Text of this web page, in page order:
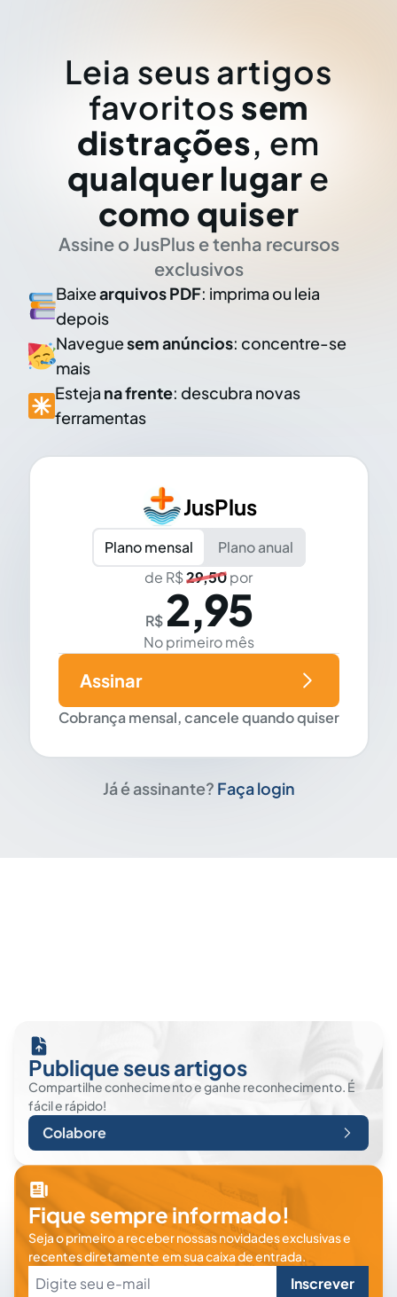
Leia seus artigos
favoritos sem
distrações, em
qualquer lugar e
como quiser
Assine o JusPlus e tenha recursos
exclusivos
Baixearquivos PDF: imprima ou leia
depois
Naveguesem anúncios: concentre-se
mais
Esteja na frente: descubra novas
ferramentas
JusPlus
Plano mensal
Plano anual
de R$29,50por
R$ 2,95
No primeiro mês
Cobrança mensal, cancele quando quiser
Assinar
Já é assinante? Faça login
Publique seus artigos
Compartilhe conhecimento e ganhe reconhecimento. É
fácil e rápido!
Colabore
Fique sempre informado!
Seja o primeiro a receber nossas novidades exclusivas e
recentes diretamente em sua caixa de entrada.
Inscrever